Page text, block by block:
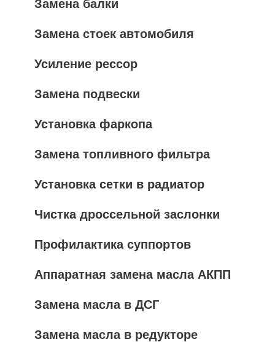
Замена балки
Замена стоек автомобиля
Усиление рессор
Замена подвески
Установка фаркопа
Замена топливного фильтра
Установка сетки в радиатор
Чистка дроссельной заслонки
Профилактика суппортов
Аппаратная замена масла АКПП
Замена масла в ДСГ
Замена масла в редукторе